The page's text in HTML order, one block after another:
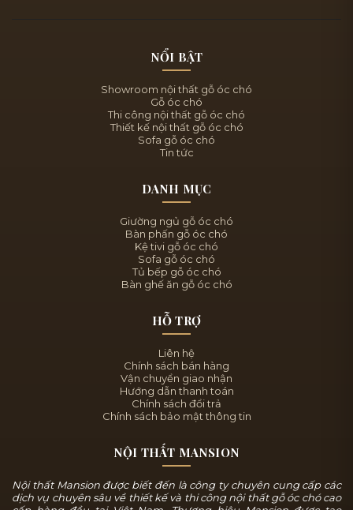
NỔI BẬT
Showroom nội thất gỗ óc chó
Gỗ óc chó
Thi công nội thất gỗ óc chó
Thiết kế nội thất gỗ óc chó
Sofa gỗ óc chó
Tin tức
DANH MỤC
Giường ngủ gỗ óc chó
Bàn phấn gỗ óc chó
Kệ tivi gỗ óc chó
Sofa gỗ óc chó
Tủ bếp gỗ óc chó
Bàn ghế ăn gỗ óc chó
HỖ TRỢ
Liên hệ
Chính sách bán hàng
Vận chuyển giao nhận
Hướng dẫn thanh toán
Chính sách đổi trả
Chính sách bảo mật thông tin
NỘI THẤT MANSION
Nội thất Mansion được biết đến là công ty chuyên cung cấp các
dịch vụ chuyên sâu về thiết kế và thi công nội thất gỗ óc chó cao